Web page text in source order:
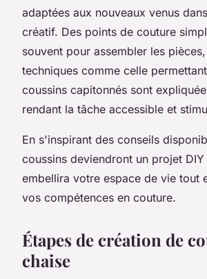
adaptées aux nouveaux venus
créatif. Des points de couture
souvent pour assembler les
techniques comme celle
coussins capitonnés sont
rendant la tâche accessible et
En s'inspirant des conseils
coussins deviendront un projet
embellira votre espace de vie tout
vos compétences en couture.
Étapes de création de
chaise